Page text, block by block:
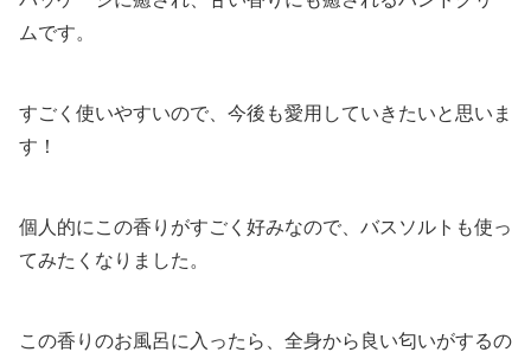
ムです。
すごく使いやすいので、今後も愛用していきたいと思いま
す！
個人的にこの香りがすごく好みなので、バスソルトも使っ
てみたくなりました。
この香りのお風呂に入ったら、全身から良い匂いがするの